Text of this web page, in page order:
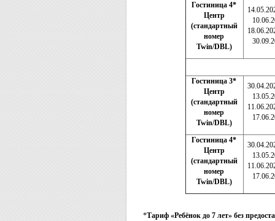
Гостиница 4*
Центр
(стандартный
номер
Twin/DBL)
Гостиница 3*
Центр
(стандартный
номер
Twin/DBL)
Гостиница 4*
Центр
(стандартный
номер
Twin/DBL)
*Тариф «Ребёнок до 7 лет» без